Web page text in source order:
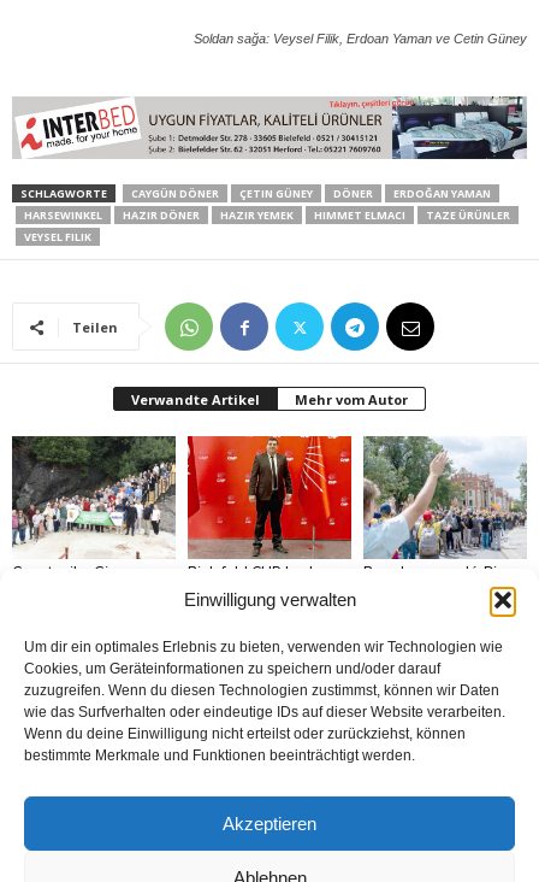
Einwilligung verwalten
Um dir ein optimales Erlebnis zu bieten, verwenden wir Technologien wie
Cookies, um Geräteinformationen zu speichern und/oder darauf
zuzugreifen. Wenn du diesen Technologien zustimmst, können wir Daten
wie das Surfverhalten oder eindeutige IDs auf dieser Website verarbeiten.
Wenn du deine Einwilligung nicht erteilst oder zurückziehst, können
bestimmte Merkmale und Funktionen beeinträchtigt werden.
Akzeptieren
Ablehnen
Soldan sağa: Veysel Filik, Erdoan Yaman ve Cetin Güney
SCHLAGWORTE CAYGÜN DÖNER ÇETIN GÜNEY DÖNER
ERDOĞAN YAMAN
HARSEWINKEL
HAZIR DÖNER HAZIR YEMEK HIMMET ELMACI
TAZE ÜRÜNLER
VEYSEL FILIK
Teilen
Verwandte Artikel Mehr vom Autor
Gazeteciler Giresun
Bielefeld CHP başkanı
mesaj „Altı oku
kalbimizde taşımaya
Brandmauer adé: Die
AfD und das Versagen
Burhan Özdemir,
noktada birleşti“